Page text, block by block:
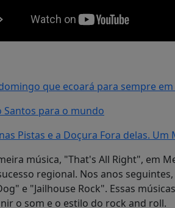
que ecoará para sempre
Santos para o mundo
Pistas e a Doçura Fora delas. Um
música, "That's All Right", em
regional. Nos anos
e "Jailhouse Rock". Essas
o som e o estilo do rock and roll.